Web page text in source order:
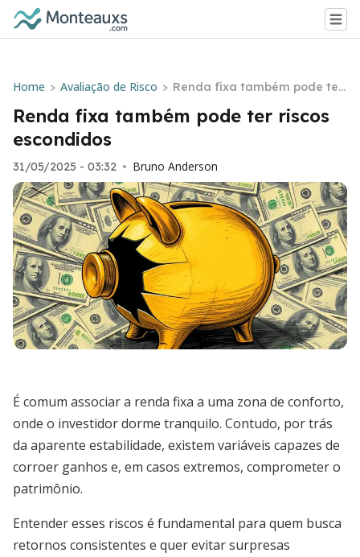
Home > Avaliação de Risco > Renda fixa também pode ter
riscos escondidos
Renda fixa também pode ter riscos
escondidos
31/05/2025 - 03:32 • Bruno Anderson
É comum associar a renda fixa a uma zona de conforto,
onde o investidor dorme tranquilo. Contudo, por trás
da aparente estabilidade, existem variáveis capazes de
corroer ganhos e, em casos extremos, comprometer o
patrimônio.
Entender esses riscos é fundamental para quem busca
retornos consistentes e quer evitar surpresas